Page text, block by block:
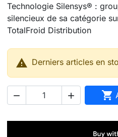
Technologie Silensys® :
silencieux de sa catégorie
TotalFroid Distribution
 Derniers articles en
  